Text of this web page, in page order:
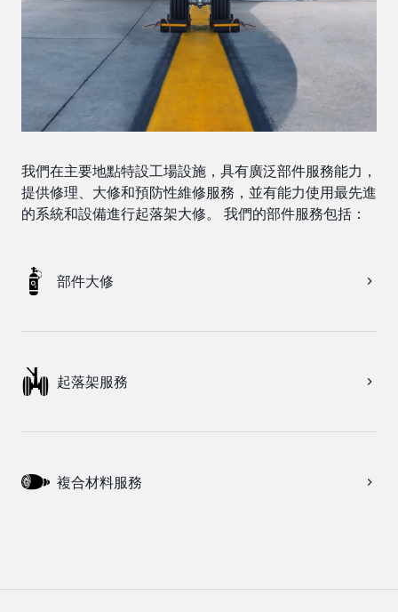
我們在主要地點特設工場設施，具有廣泛部件服務能力，
提供修理、大修和預防性維修服務，並有能力使用最先進
的系統和設備進行起落架大修。 我們的部件服務包括：
部件大修
起落架服務
複合材料服務